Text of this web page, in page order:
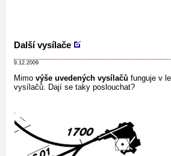
Další vysílače
9.12.2009
Mimo výše uvedených vysílačů funguje v
vysílačů. Dají se taky poslouchat?